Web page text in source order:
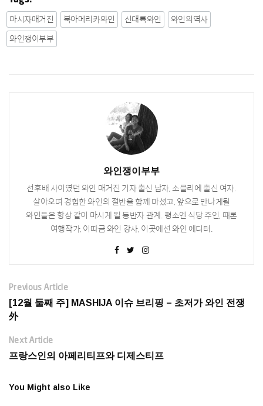
마시자매거진 북아메리카와인 신대륙와인
와인의역사
와인쟁이부부
와인쟁이부부
선후배 사이였던 와인 매거진 기자 출신 남자, 소믈리에 출신 여자.
살아오며 경험한 와인의 절반을 함께 마셨고, 앞으로 만나게될
와인들은 항상 같이 마시게 될 동반자 관계. 평소엔 식당 주인, 때론
여행작가, 이따금 와인 강사, 이곳에선 와인 에디터.
Previous Article
[12월 둘째 주] MASHIJA 이슈 브리핑 – 초저가 와인 전쟁
外
Next Article
프랑스인의 아페리티프와 디제스티프
You Might also Like